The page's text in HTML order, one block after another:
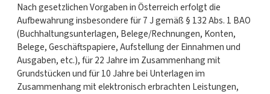
Nach gesetzlichen Vorgaben in Österreich erfolgt die
Aufbewahrung insbesondere für 7 J gemäß § 132 Abs. 1 BAO
(Buchhaltungsunterlagen, Belege/Rechnungen, Konten,
Belege, Geschäftspapiere, Aufstellung der Einnahmen und
Ausgaben, etc.), für 22 Jahre im Zusammenhang mit
Grundstücken und für 10 Jahre bei Unterlagen im
Zusammenhang mit elektronisch erbrachten Leistungen,